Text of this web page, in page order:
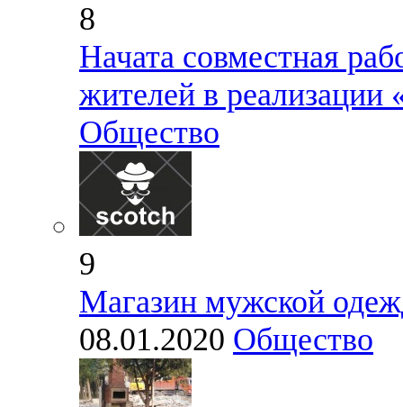
8
Начата совместная
жителей в
Общество
9
Магазин мужской
08.01.2020 Общество